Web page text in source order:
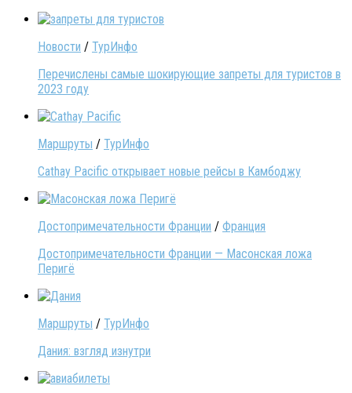
Новости / ТурИнфо
Перечислены самые шокирующие запреты для туристов в
2023 году
Маршруты / ТурИнфо
Cathay Pacific открывает новые рейсы в Камбоджу
Достопримечательности Франции / Франция
Достопримечательности Франции — Масонская ложа
Перигё
Маршруты / ТурИнфо
Дания: взгляд изнутри